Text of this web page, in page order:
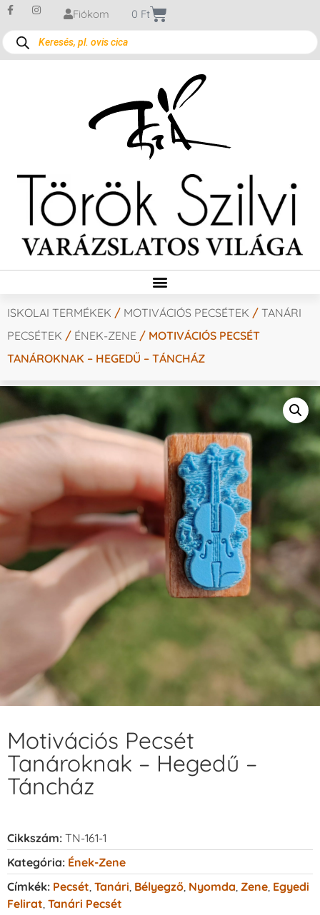
Fiókom 0 Ft
ISKOLAI TERMÉKEK / MOTIVÁCIÓS PECSÉTEK / TANÁRI
PECSÉTEK / ÉNEK-ZENE / MOTIVÁCIÓS PECSÉT
TANÁROKNAK – HEGEDŰ – TÁNCHÁZ
Motivációs Pecsét
Tanároknak – Hegedű –
Táncház
Cikkszám: TN-161-1
Kategória: Ének-Zene
Címkék: Pecsét Tanári Bélyegző Nyomda Zene Egyedi
Felirat Tanári Pecsét